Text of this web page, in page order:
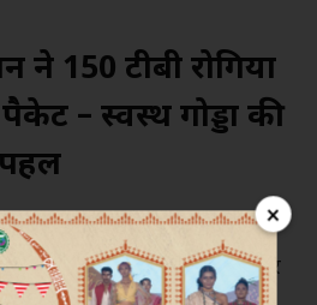
×
150 टीबी रोगियों
– स्वस्थ गोड्डा की
ने बताया कि सोमवार को
ने डायल-112 पर कॉल कर